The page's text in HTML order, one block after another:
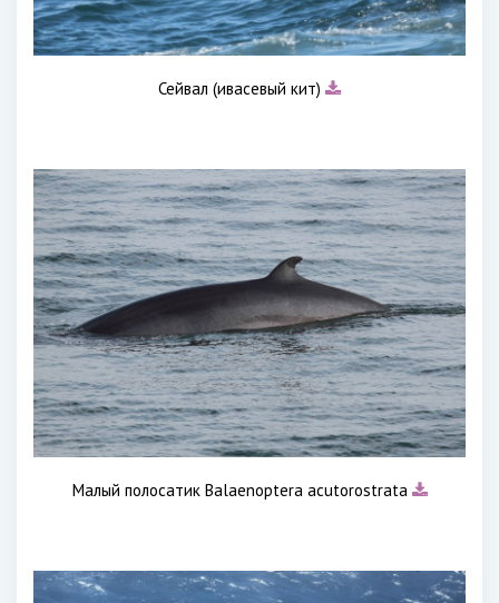
Сейвал (ивасевый кит)
Малый полосатик Balaenoptera acutorostrata